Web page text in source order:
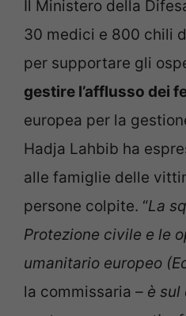
Il Ministero della
30 medici e 800 chili
per supportare gli
gestire l’afflusso dei
europea per la
Hadja Lahbib ha
alle famiglie delle
persone colpite. “La
Protezione civile e le
umanitario europeo
la commissaria – è